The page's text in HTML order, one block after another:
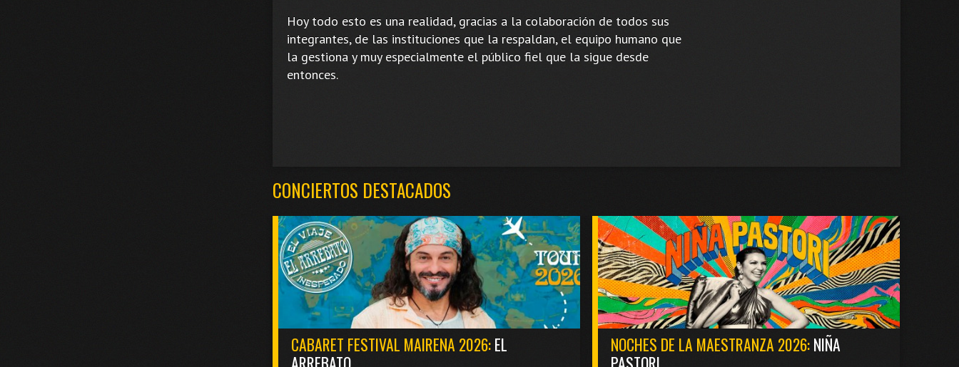
Hoy todo esto es una realidad, gracias a la colaboración de todos sus
integrantes, de las instituciones que la respaldan, el equipo humano que
la gestiona y muy especialmente el público fiel que la sigue desde
entonces.
CONCIERTOS DESTACADOS
CABARET FESTIVAL MAIRENA 2026:EL
NOCHES DE LA MAESTRANZA 2026:NIÑA